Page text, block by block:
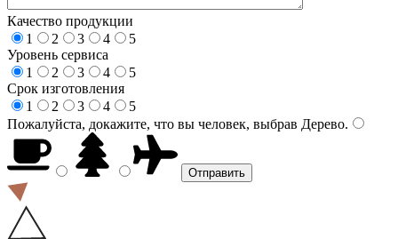
Качество продукции
1
2 3 4
5
Уровень сервиса
1
2 3 4
5
Срок изготовления
1
2 3 4
5
Пожалуйста, докажите, что вы человек, выбрав Дерево.